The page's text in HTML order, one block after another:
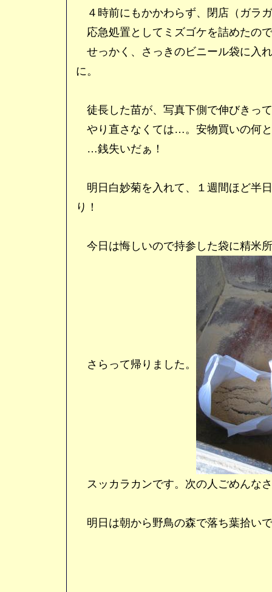
４時前にもかかわらず、閉店（ガラ
応急処置としてミズゴケを詰めたの
せっかく、さっきのビニール袋に入
に。
徒長した苗が、写真下側で伸びきっ
やり直さなくては…。安物買いの何
…銭失いだぁ！
明日白妙菊を入れて、１週間ほど半
り！
今日は悔しいので持参した袋に精米
さらって帰りました。
スッカラカンです。次の人ごめんな
明日は朝から野鳥の森で落ち葉拾い